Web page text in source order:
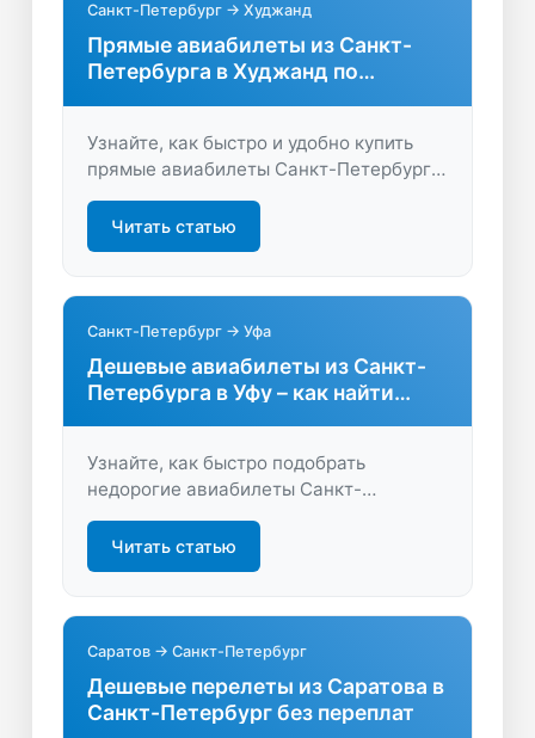
Санкт-Петербург → Худжанд
Прямые авиабилеты из Санкт-
Петербурга в Худжанд по
Узнайте, как быстро и удобно купить
прямые авиабилеты Санкт-Петербург –
лучшие предложения и отправляйтесь
в путешествие без пересадок.
Читать статью
Санкт-Петербург → Уфа
Дешевые авиабилеты из Санкт-
Петербурга в Уфу – как найти
Узнайте, как быстро подобрать
недорогие авиабилеты Санкт-
Петербург – Уфа, сравнить цены разных
авиакомпаний и купить билет онлайн.
Экономьте время и деньги на поиске
Читать статью
Саратов → Санкт-Петербург
Дешевые перелеты из Саратова в
Санкт-Петербург без переплат